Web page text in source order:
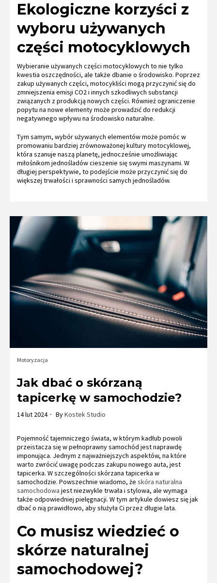
Ekologiczne korzyści z
wyboru używanych
części motocyklowych
Wybieranie używanych części motocyklowych to nie tylko
kwestia oszczędności, ale także dbanie o środowisko. Poprzez
zakup używanych części, motocykliści mogą przyczynić się do
zmniejszenia emisji CO2 i innych szkodliwych substancji
związanych z produkcją nowych części. Również ograniczenie
popytu na nowe elementy może prowadzić do redukcji
negatywnego wpływu na środowisko naturalne.
Tym samym, wybór używanych elementów może pomóc w
promowaniu bardziej zrównoważonej kultury motocyklowej,
która szanuje naszą planetę, jednocześnie umożliwiając
miłośnikom jednośladów cieszenie się swymi maszynami. W
długiej perspektywie, to podejście może przyczynić się do
większej trwałości i sprawności samych jednośladów.
Motoryzacja
Jak dbać o skórzaną
tapicerkę w samochodzie?
14 lut 2024 ByKostek Studio
Pojemność tajemniczego świata, w którym kadłub powoli
przeistacza się w pełnoprawny samochód jest naprawdę
imponująca. Jednym z najważniejszych aspektów, na które
warto zwrócić uwagę podczas zakupu nowego auta, jest
tapicerka. W szczególności skórzana tapicerka w
samochodzie. Powszechnie wiadomo, że skóra naturalna
samochodowa jest niezwykle trwała i stylowa, ale wymaga
także odpowiedniej pielęgnacji. W tym artykule dowiesz się jak
dbać o nią prawidłowo, aby służyła Ci przez długie lata.
Co musisz wiedzieć o
skórze naturalnej
samochodowej?